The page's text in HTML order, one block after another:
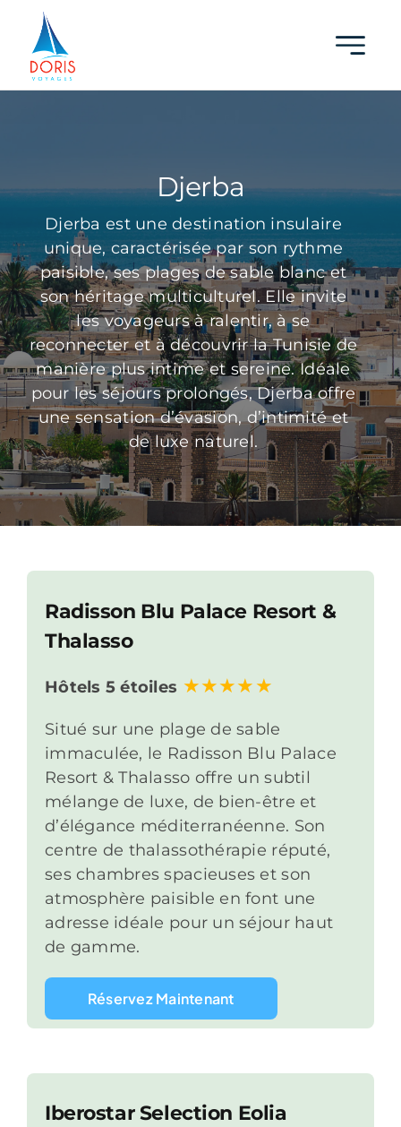
content
Djerba
Djerba est une destination insulaire
unique, caractérisée par son rythme
paisible, ses plages de sable blanc et
son héritage multiculturel. Elle invite
les voyageurs à ralentir, à se
reconnecter et à découvrir la Tunisie de
manière plus intime et sereine. Idéale
pour les séjours prolongés, Djerba offre
une sensation d’évasion, d’intimité et
de luxe naturel.
Radisson Blu Palace Resort &
Thalasso
Hôtels 5 étoiles
Situé sur une plage de sable
immaculée, le Radisson Blu Palace
Resort & Thalasso offre un subtil
mélange de luxe, de bien-être et
d’élégance méditerranéenne. Son
centre de thalassothérapie réputé,
ses chambres spacieuses et son
atmosphère paisible en font une
adresse idéale pour un séjour haut
de gamme.
Réservez Maintenant
Iberostar Selection Eolia